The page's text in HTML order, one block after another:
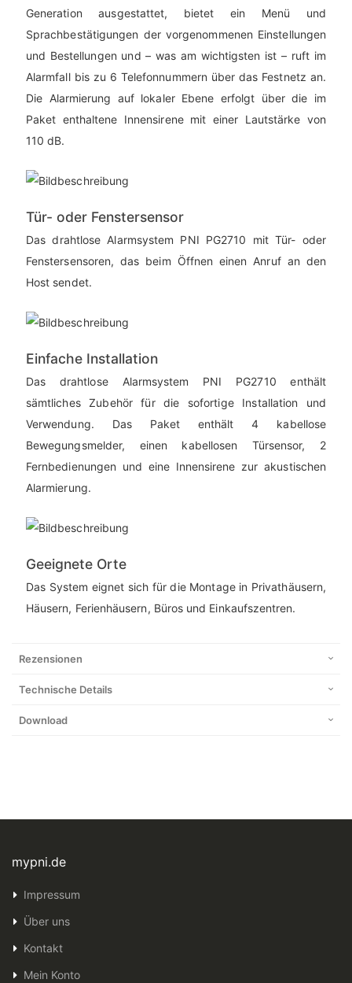
Generation ausgestattet, bietet ein Menü und
Sprachbestätigungen der vorgenommenen Einstellungen
und Bestellungen und – was am wichtigsten ist – ruft im
Alarmfall bis zu 6 Telefonnummern über das Festnetz an.
Die Alarmierung auf lokaler Ebene erfolgt über die im
Paket enthaltene Innensirene mit einer Lautstärke von
110 dB.
Tür- oder Fenstersensor
Das drahtlose Alarmsystem PNI PG2710 mit Tür- oder
Fenstersensoren, das beim Öffnen einen Anruf an den
Host sendet.
Einfache Installation
Das drahtlose Alarmsystem PNI PG2710 enthält
sämtliches Zubehör für die sofortige Installation und
Verwendung. Das Paket enthält 4 kabellose
Bewegungsmelder, einen kabellosen Türsensor, 2
Fernbedienungen und eine Innensirene zur akustischen
Alarmierung.
Geeignete Orte
Das System eignet sich für die Montage in Privathäusern,
Häusern, Ferienhäusern, Büros und Einkaufszentren.
Rezensionen
Technische Details
Download
mypni.de
Impressum
Über uns
Kontakt
Mein Konto